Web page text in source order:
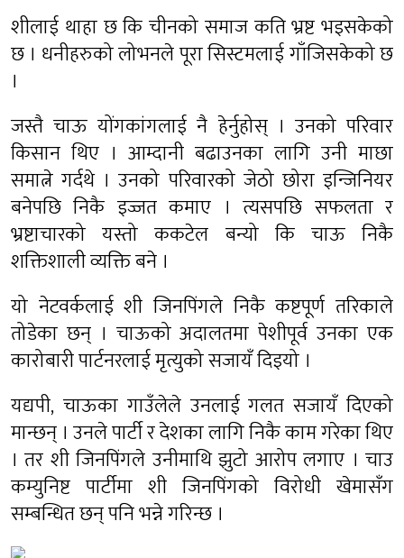
शीलाई थाहा छ कि चीनको समाज कति भ्रष्ट भइसकेको
छ । धनीहरुको लोभनले पूरा सिस्टमलाई गाँजिसकेको छ
।
जस्तै चाऊ योंगकांगलाई नै हेर्नुहोस् । उनको परिवार
किसान थिए । आम्दानी बढाउनका लागि उनी माछा
समात्ने गर्दथे । उनको परिवारको जेठो छोरा इन्जिनियर
बनेपछि निकै इज्जत कमाए । त्यसपछि सफलता र
भ्रष्टाचारको यस्तो ककटेल बन्यो कि चाऊ निकै
शक्तिशाली व्यक्ति बने ।
यो नेटवर्कलाई शी जिनपिंगले निकै कष्टपूर्ण तरिकाले
तोडेका छन् । चाऊको अदालतमा पेशीपूर्व उनका एक
कारोबारी पार्टनरलाई मृत्युको सजायँ दिइयो ।
यद्यपी, चाऊका गाउँलेले उनलाई गलत सजायँ दिएको
मान्छन् । उनले पार्टी र देशका लागि निकै काम गरेका थिए
। तर शी जिनपिंगले उनीमाथि झुटो आरोप लगाए । चाउ
कम्युनिष्ट पार्टीमा शी जिनपिंगको विरोधी खेमासँग
सम्बन्धित छन् पनि भन्ने गरिन्छ ।